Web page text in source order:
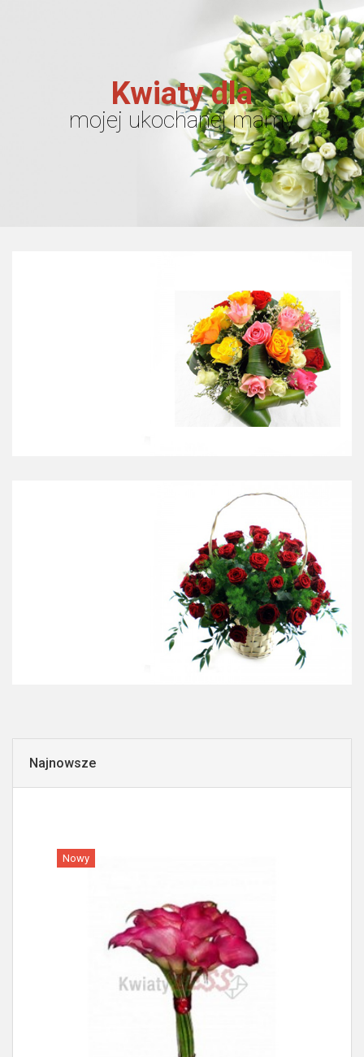
Kwiaty dla
mojej ukochanej mamy
Najnowsze
Nowy